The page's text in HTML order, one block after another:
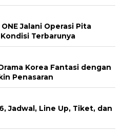
Jadwal, Line Up, Tiket, dan
Sorotan, Ini Jadwal,
Kecantikan Dunia